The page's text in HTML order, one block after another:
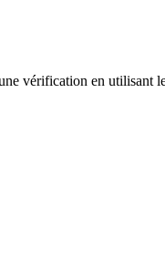
vérification en utilisant